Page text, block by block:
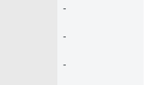
-
-
-